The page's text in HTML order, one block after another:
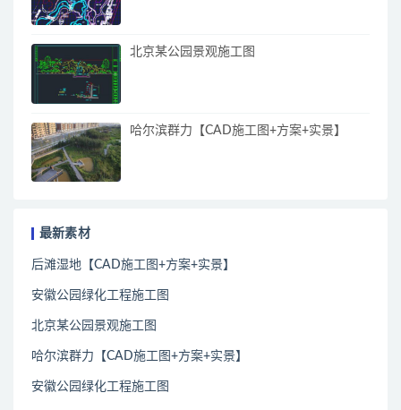
北京某公园景观施工图
哈尔滨群力【CAD施工图+方案+实景】
最新素材
后滩湿地【CAD施工图+方案+实景】
安徽公园绿化工程施工图
北京某公园景观施工图
哈尔滨群力【CAD施工图+方案+实景】
安徽公园绿化工程施工图